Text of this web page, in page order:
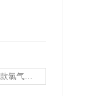
定西华凡HFP-1403便携式款氯气检测仪报警器